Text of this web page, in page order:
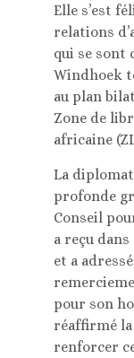
Elle s’est
relations
qui se sont
Windhoek
au plan
Zone de
africaine
La
profonde
Conseil
a reçu
et a
pour son
réaffirmé
renforcer